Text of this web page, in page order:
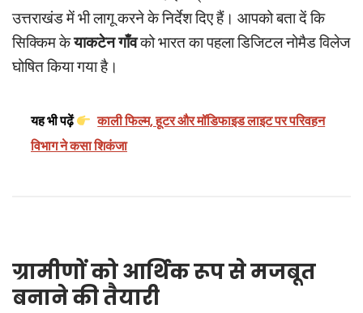
उत्तराखंड में भी लागू करने के निर्देश दिए हैं। आपको बता दें कि
सिक्किम केयाकटेन गाँवको भारत का पहला डिजिटल नोमैड विलेज
घोषित किया गया है।
यह भी पढ़ें
काली फिल्म, हूटर और मॉडिफाइड लाइट पर परिवहन
विभाग ने कसा शिकंजा
ग्रामीणों को आर्थिक रूप से मजबूत
बनाने की तैयारी